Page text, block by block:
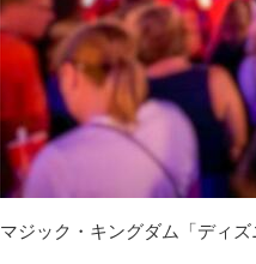
マジック・キングダム「ディズ